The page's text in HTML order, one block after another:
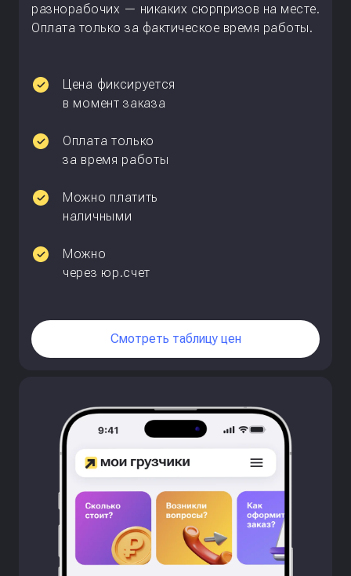
разнорабочих — никаких сюрпризов на месте.
Оплата только за фактическое время работы.
Цена фиксируется
в момент заказа
Оплата только
за время работы
Можно платить
наличными
Можно
через юр.счет
Смотреть таблицу цен